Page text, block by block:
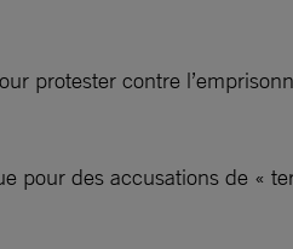
protester contre
des accusations de «